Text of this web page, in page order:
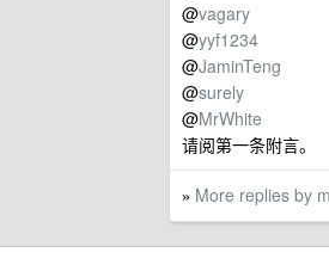
@vagary
@yyf1234
@JaminTeng
@surely
@MrWhite
请阅第一条附言。
» More replies by